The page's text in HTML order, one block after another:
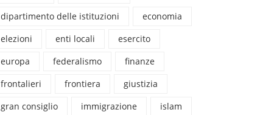
dipartimento delle istituzioni
economia
elezioni
enti locali
esercito
europa
federalismo
finanze
frontalieri
frontiera
giustizia
gran consiglio
immigrazione
islam